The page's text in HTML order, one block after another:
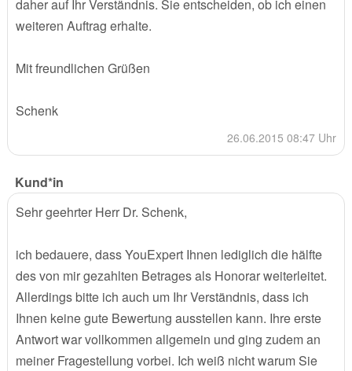
daher auf Ihr Verständnis. Sie entscheiden, ob ich einen
weiteren Auftrag erhalte.
Mit freundlichen Grüßen
Schenk
26.06.2015 08:47 Uhr
Kund*in
Sehr geehrter Herr Dr. Schenk,
ich bedauere, dass YouExpert Ihnen lediglich die hälfte
des von mir gezahlten Betrages als Honorar weiterleitet.
Allerdings bitte ich auch um Ihr Verständnis, dass ich
Ihnen keine gute Bewertung ausstellen kann. Ihre erste
Antwort war vollkommen allgemein und ging zudem an
meiner Fragestellung vorbei. Ich weiß nicht warum Sie